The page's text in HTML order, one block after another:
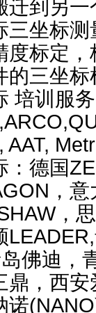
迁到另
三坐标
度标定
的三坐
培训服
AAT,
：德国
，
，
佛迪，
鼎，西
诺